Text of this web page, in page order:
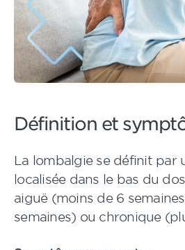
Définition et
La lombalgie se définit par
localisée dans le bas du
aiguë (moins de 6
semaines) ou chronique